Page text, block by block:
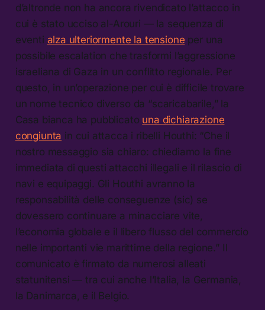
d’altronde non ha ancora rivendicato l’attacco in
cui è stato ucciso al-Arouri — la sequenza di
eventi alza ulteriormente la tensione per una
possibile escalation che trasformi l’aggressione
israeliana di Gaza in un conflitto regionale. Per
questo, in un’operazione per cui è difficile trovare
un nome tecnico diverso da “scaricabarile,” la
Casa bianca ha pubblicato una dichiarazione
congiunta in cui attacca i ribelli Houthi: “Che il
nostro messaggio sia chiaro: chiediamo la fine
immediata di questi attacchi illegali e il rilascio di
navi e equipaggi. Gli Houthi avranno la
responsabilità delle conseguenze (sic) se
dovessero continuare a minacciare vite,
l’economia globale e il libero flusso del commercio
nelle importanti vie marittime della regione.” Il
comunicato è firmato da numerosi alleati
statunitensi — tra cui anche l’Italia, la Germania,
la Danimarca, e il Belgio.